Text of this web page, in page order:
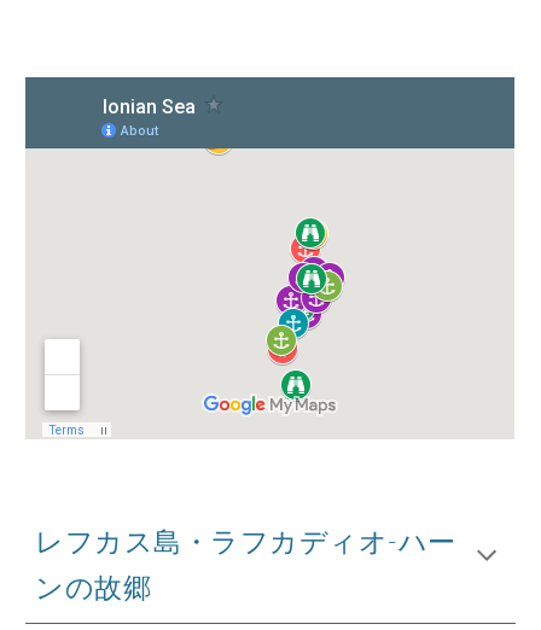
レフカス島・ラフカディオ-ハー
ンの故郷